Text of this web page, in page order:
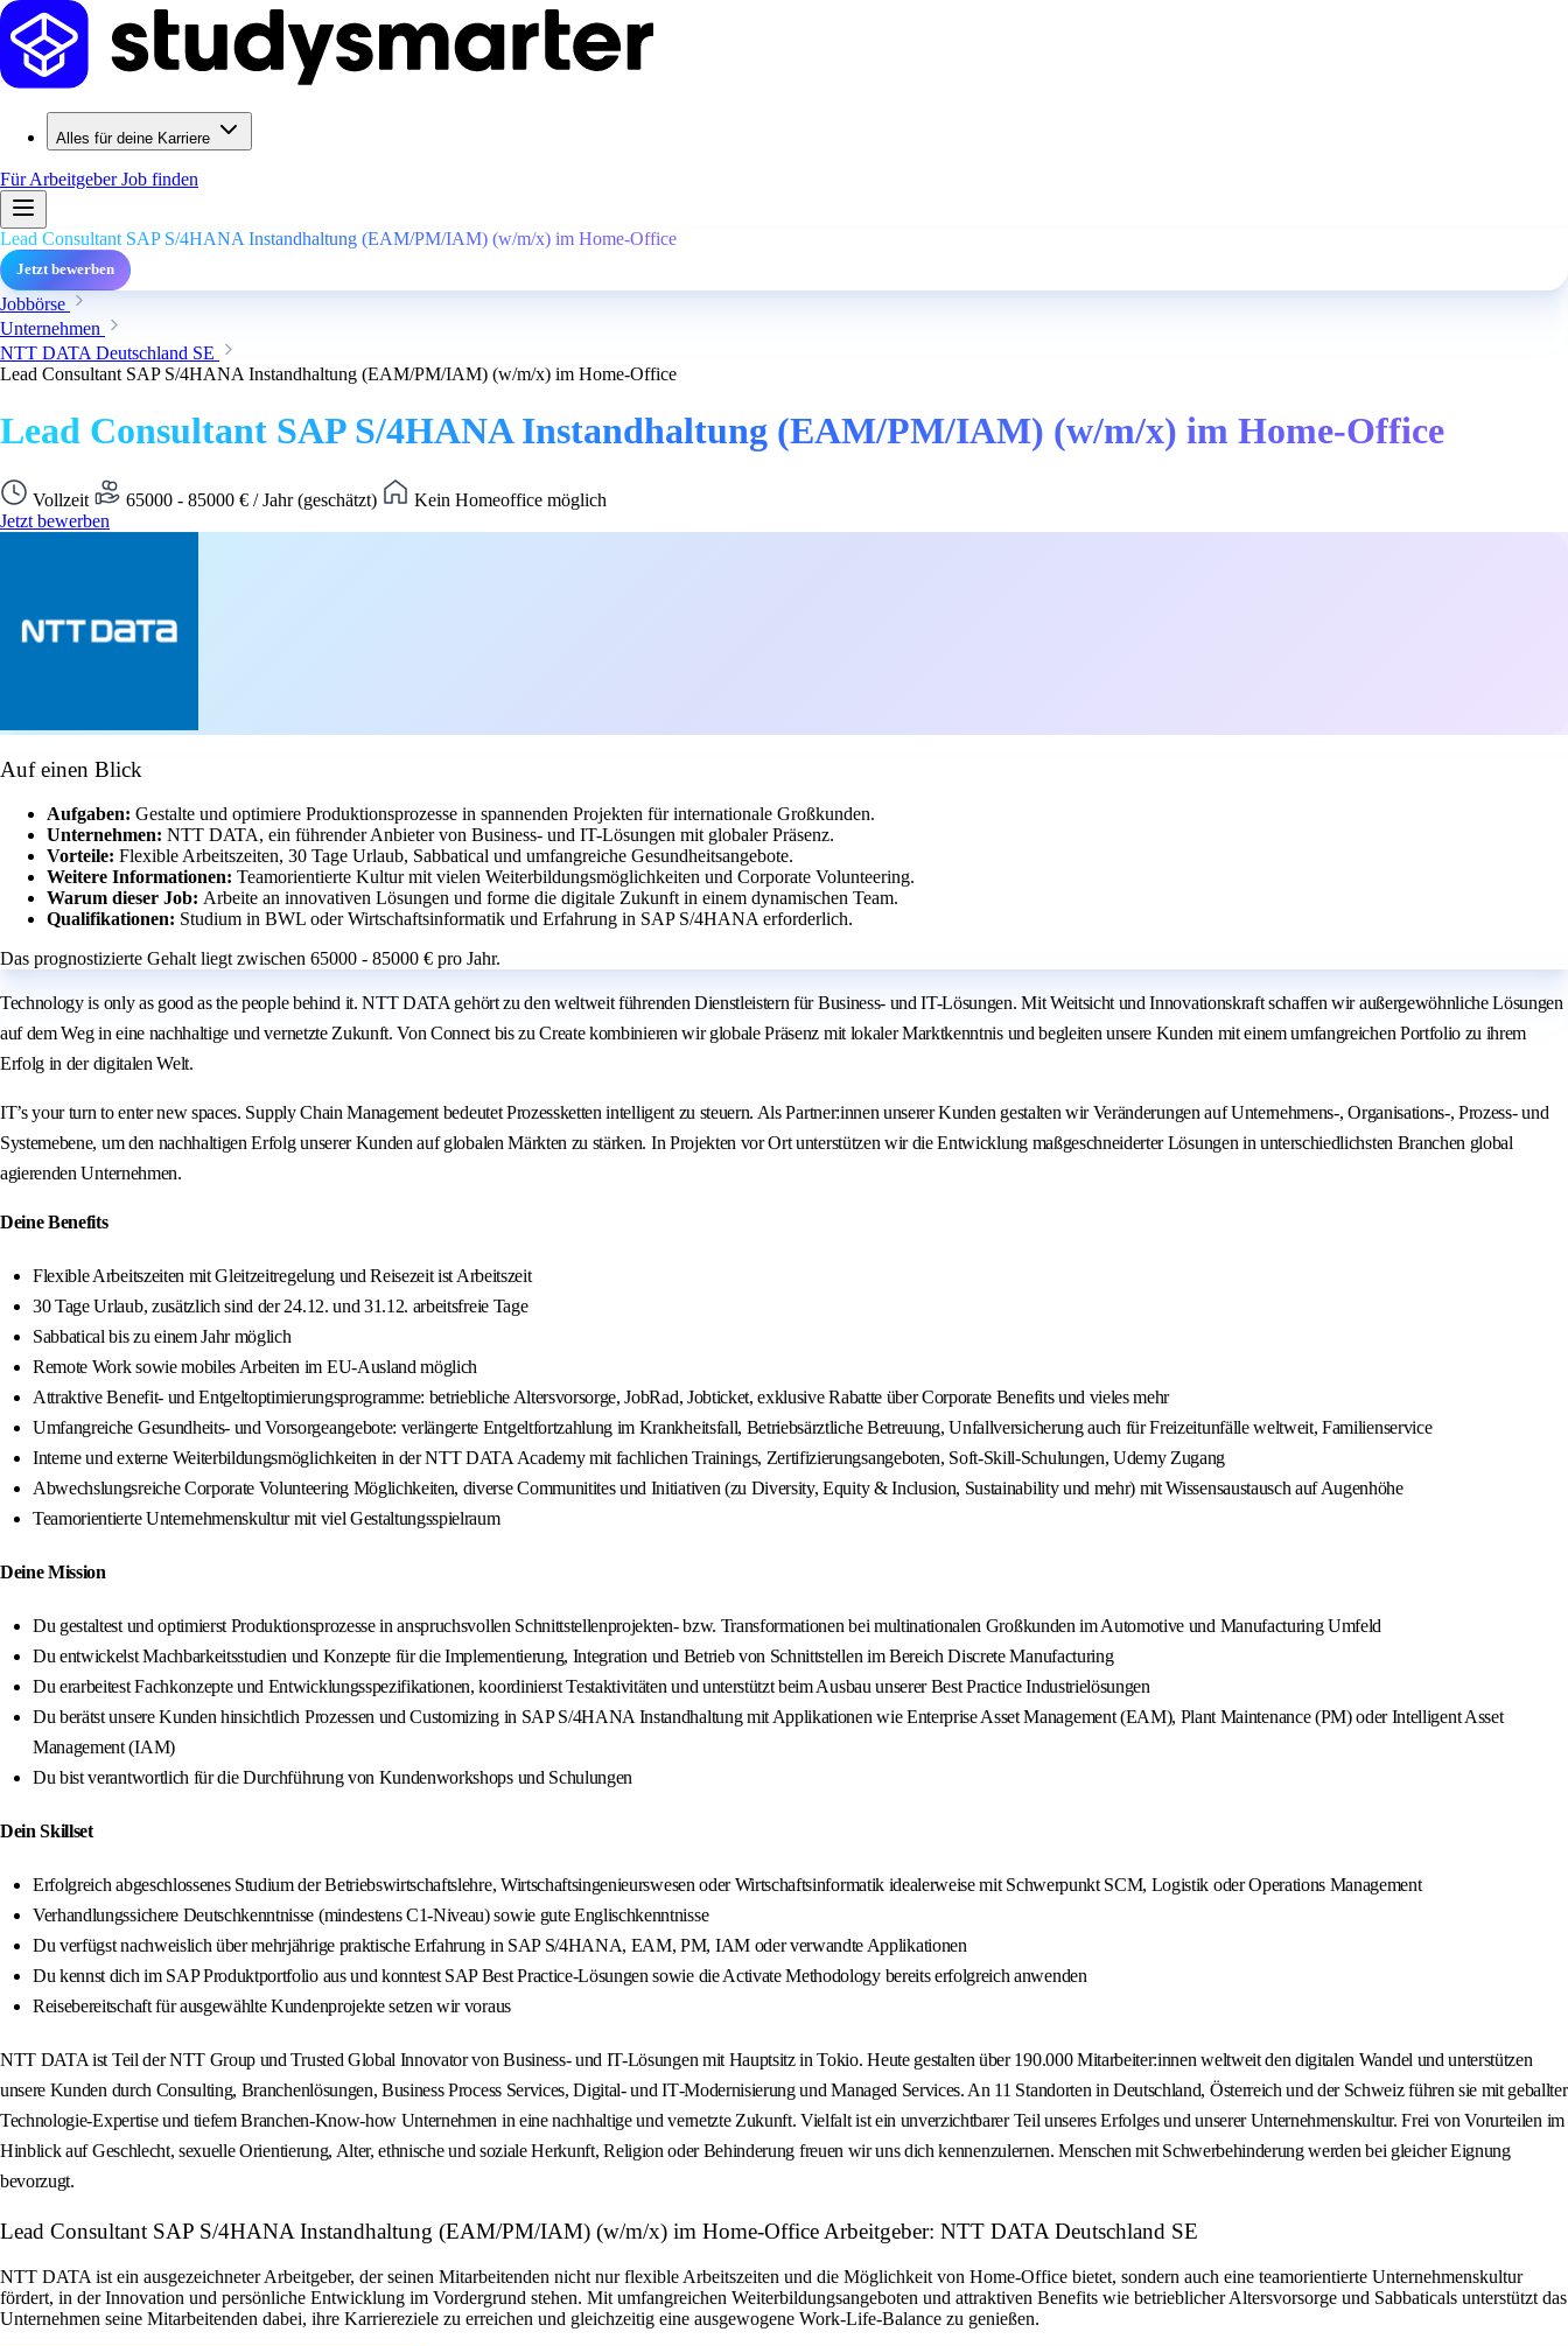
Alles für deine Karriere
Für ArbeitgeberJob finden
Lead Consultant SAP S/4HANA Instandhaltung (EAM/PM/IAM) (w/m/x) im Home-Office
Jetzt bewerben
Jobbörse
Unternehmen
NTT DATA Deutschland SE
Lead Consultant SAP S/4HANA Instandhaltung (EAM/PM/IAM) (w/m/x) im Home-Office
Lead Consultant SAP S/4HANA Instandhaltung (EAM/PM/IAM) (w/m/x) im Home-Office
Vollzeit 65000 - 85000 € / Jahr (geschätzt)
Kein Homeoffice möglich
Jetzt bewerben
Auf einen Blick
Aufgaben: Gestalte und optimiere Produktionsprozesse in spannenden Projekten für internationale Großkunden.
Unternehmen: NTT DATA, ein führender Anbieter von Business- und IT-Lösungen mit globaler Präsenz.
Vorteile: Flexible Arbeitszeiten, 30 Tage Urlaub, Sabbatical und umfangreiche Gesundheitsangebote.
Weitere Informationen: Teamorientierte Kultur mit vielen Weiterbildungsmöglichkeiten und Corporate Volunteering.
Warum dieser Job: Arbeite an innovativen Lösungen und forme die digitale Zukunft in einem dynamischen Team.
Qualifikationen: Studium in BWL oder Wirtschaftsinformatik und Erfahrung in SAP S/4HANA erforderlich.
Das prognostizierte Gehalt liegt zwischen 65000 - 85000 € pro Jahr.
Technology is only as good as the people behind it. NTT DATA gehört zu den weltweit führenden Dienstleistern für Business- und IT-Lösungen. Mit Weitsicht und Innovationskraft schaffen wir außergewöhnliche Lösungen
auf dem Weg in eine nachhaltige und vernetzte Zukunft. Von Connect bis zu Create kombinieren wir globale Präsenz mit lokaler Marktkenntnis und begleiten unsere Kunden mit einem umfangreichen Portfolio zu ihrem
Erfolg in der digitalen Welt.
IT’s your turn to enter new spaces. Supply Chain Management bedeutet Prozessketten intelligent zu steuern. Als Partner:innen unserer Kunden gestalten wir Veränderungen auf Unternehmens-, Organisations-, Prozess- und
Systemebene, um den nachhaltigen Erfolg unserer Kunden auf globalen Märkten zu stärken. In Projekten vor Ort unterstützen wir die Entwicklung maßgeschneiderter Lösungen in unterschiedlichsten Branchen global
agierenden Unternehmen.
Deine Benefits
Flexible Arbeitszeiten mit Gleitzeitregelung und Reisezeit ist Arbeitszeit
30 Tage Urlaub, zusätzlich sind der 24.12. und 31.12. arbeitsfreie Tage
Sabbatical bis zu einem Jahr möglich
Remote Work sowie mobiles Arbeiten im EU-Ausland möglich
Attraktive Benefit- und Entgeltoptimierungsprogramme: betriebliche Altersvorsorge, JobRad, Jobticket, exklusive Rabatte über Corporate Benefits und vieles mehr
Umfangreiche Gesundheits- und Vorsorgeangebote: verlängerte Entgeltfortzahlung im Krankheitsfall, Betriebsärztliche Betreuung, Unfallversicherung auch für Freizeitunfälle weltweit, Familienservice
Interne und externe Weiterbildungsmöglichkeiten in der NTT DATA Academy mit fachlichen Trainings, Zertifizierungsangeboten, Soft‑Skill‑Schulungen, Udemy Zugang
Abwechslungsreiche Corporate Volunteering Möglichkeiten, diverse Communitites und Initiativen (zu Diversity, Equity & Inclusion, Sustainability und mehr) mit Wissensaustausch auf Augenhöhe
Teamorientierte Unternehmenskultur mit viel Gestaltungsspielraum
Deine Mission
Du gestaltest und optimierst Produktionsprozesse in anspruchsvollen Schnittstellenprojekten- bzw. Transformationen bei multinationalen Großkunden im Automotive und Manufacturing Umfeld
Du entwickelst Machbarkeitsstudien und Konzepte für die Implementierung, Integration und Betrieb von Schnittstellen im Bereich Discrete Manufacturing
Du erarbeitest Fachkonzepte und Entwicklungsspezifikationen, koordinierst Testaktivitäten und unterstützt beim Ausbau unserer Best Practice Industrielösungen
Du berätst unsere Kunden hinsichtlich Prozessen und Customizing in SAP S/4HANA Instandhaltung mit Applikationen wie Enterprise Asset Management (EAM), Plant Maintenance (PM) oder Intelligent Asset
Management (IAM)
Du bist verantwortlich für die Durchführung von Kundenworkshops und Schulungen
Dein Skillset
Erfolgreich abgeschlossenes Studium der Betriebswirtschaftslehre, Wirtschaftsingenieurswesen oder Wirtschaftsinformatik idealerweise mit Schwerpunkt SCM, Logistik oder Operations Management
Verhandlungssichere Deutschkenntnisse (mindestens C1‑Niveau) sowie gute Englischkenntnisse
Du verfügst nachweislich über mehrjährige praktische Erfahrung in SAP S/4HANA, EAM, PM, IAM oder verwandte Applikationen
Du kennst dich im SAP Produktportfolio aus und konntest SAP Best Practice‑Lösungen sowie die Activate Methodology bereits erfolgreich anwenden
Reisebereitschaft für ausgewählte Kundenprojekte setzen wir voraus
NTT DATA ist Teil der NTT Group und Trusted Global Innovator von Business- und IT-Lösungen mit Hauptsitz in Tokio. Heute gestalten über 190.000 Mitarbeiter:innen weltweit den digitalen Wandel und unterstützen
unsere Kunden durch Consulting, Branchenlösungen, Business Process Services, Digital‑ und IT‑Modernisierung und Managed Services. An 11 Standorten in Deutschland, Österreich und der Schweiz führen sie mit geballter
Technologie‑Expertise und tiefem Branchen‑Know‑how Unternehmen in eine nachhaltige und vernetzte Zukunft. Vielfalt ist ein unverzichtbarer Teil unseres Erfolges und unserer Unternehmenskultur. Frei von Vorurteilen im
Hinblick auf Geschlecht, sexuelle Orientierung, Alter, ethnische und soziale Herkunft, Religion oder Behinderung freuen wir uns dich kennenzulernen. Menschen mit Schwerbehinderung werden bei gleicher Eignung
bevorzugt.
Lead Consultant SAP S/4HANA Instandhaltung (EAM/PM/IAM) (w/m/x) im Home-Office Arbeitgeber: NTT DATA Deutschland SE
NTT DATA ist ein ausgezeichneter Arbeitgeber, der seinen Mitarbeitenden nicht nur flexible Arbeitszeiten und die Möglichkeit von Home-Office bietet, sondern auch eine teamorientierte Unternehmenskultur
fördert, in der Innovation und persönliche Entwicklung im Vordergrund stehen. Mit umfangreichen Weiterbildungsangeboten und attraktiven Benefits wie betrieblicher Altersvorsorge und Sabbaticals unterstützt das
Unternehmen seine Mitarbeitenden dabei, ihre Karriereziele zu erreichen und gleichzeitig eine ausgewogene Work-Life-Balance zu genießen.